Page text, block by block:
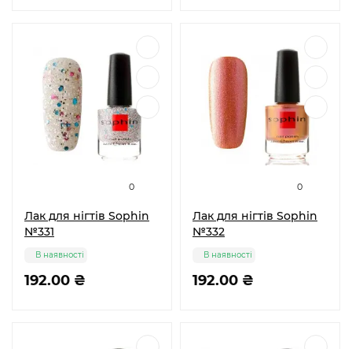
0
Лак для нігтів Sophin
№331
192.00 ₴
В наявності
0
Лак для нігтів Sophin
№332
192.00 ₴
В наявності